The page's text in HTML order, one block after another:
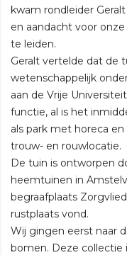
kwam rondleider
en aandacht voor
te leiden.
Geralt vertelde dat de
wetenschappelijk
aan de Vrije
functie, al is het
als park met horeca
trouw- en rouwlocatie.
De tuin is ontworpen
heemtuinen in
begraafplaats
rustplaats vond.
Wij gingen eerst naar
bomen. Deze collectie